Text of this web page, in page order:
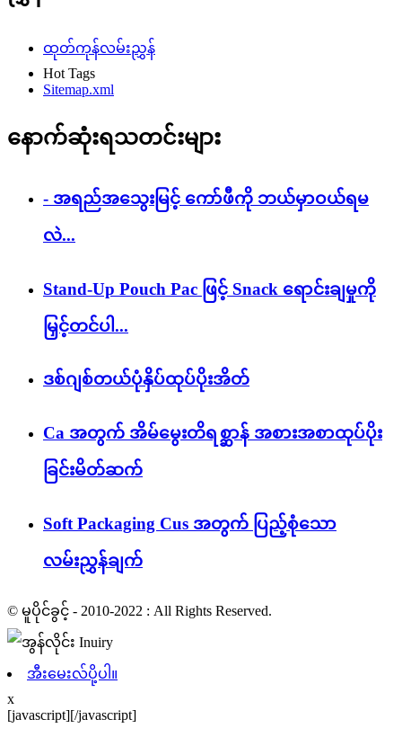
ထုတ်ကုန်လမ်းညွှန်
Hot Tags
Sitemap.xml
နောက်ဆုံးရသတင်းများ
- အရည်အသွေးမြင့် ကော်ဖီကို ဘယ်မှာဝယ်ရမ
လဲ...
Stand-Up Pouch Pac ဖြင့် Snack ရောင်းချမှုကို
မြှင့်တင်ပါ...
ဒစ်ဂျစ်တယ်ပုံနှိပ်ထုပ်ပိုးအိတ်
Ca အတွက် အိမ်မွေးတိရစ္ဆာန် အစားအစာထုပ်ပိုး
ခြင်းမိတ်ဆက်
Soft Packaging Cus အတွက် ပြည့်စုံသော
လမ်းညွှန်ချက်
© မူပိုင်ခွင့် - 2010-2022 : All Rights Reserved.
အီးမေးလ်ပို့ပါ။
x
[javascript] [/javascript]